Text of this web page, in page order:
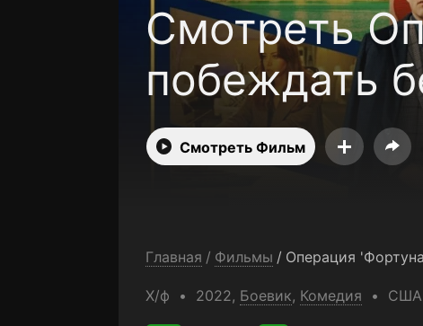
Смотреть
побеждать
Смотреть Фильм
Главная / Фильмы /
Х/ф 2022, Боевик, Комедия США